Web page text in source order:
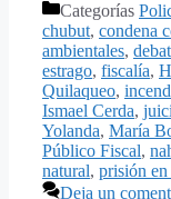
Categorías
chubut, condena
ambientales,
estrago, fiscalía,
Quilaqueo,
Ismael Cerda,
Yolanda, María
Público Fiscal,
natural, prisión en
Deja un